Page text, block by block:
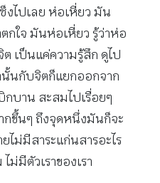
งไปเลย ห่อเหี่ยว มัน
กใจ มันห่อเหี่ยว รู้ว่าห่อ
ต เป็นแค่ความรู้สึก ดูไป
นั้นกับจิตก็แยกออกจาก
บาน สะสมไปเรื่อยๆ
ขึ้นๆ ถึงจุดหนึ่งมันก็จะ
ไม่มีสาระแก่นสารอะไร
ม่มีตัวเราของเรา